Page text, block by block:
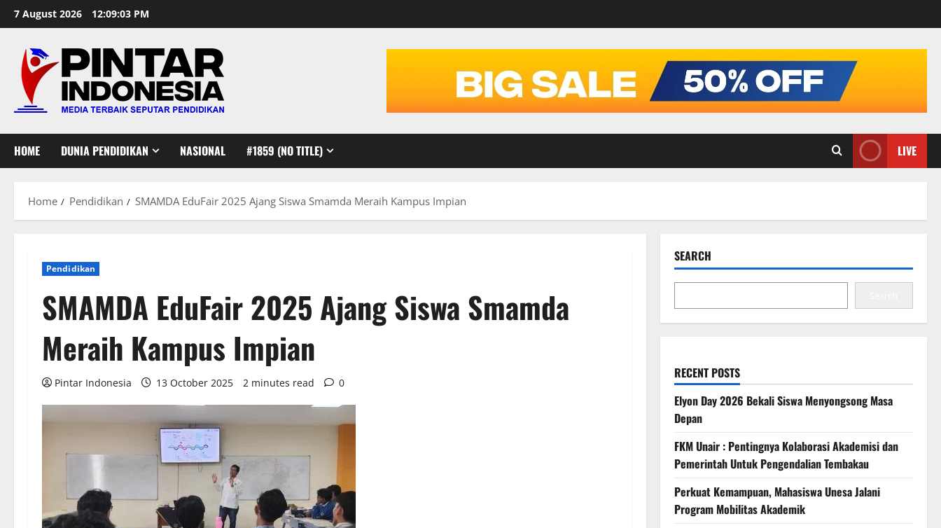
Skip
to
7 August 2026 12:09:04 PM
HOME DUNIA PENDIDIKAN NASIONAL #1859 (NO TITLE) LIVE
Home Pendidikan SMAMDA EduFair 2025 Ajang Siswa Smamda Meraih Kampus Impian
Pendidikan
SMAMDA EduFair 2025 Ajang Siswa Smamda
Meraih Kampus Impian
Pintar Indonesia 13 October 2025 2 minutes read 0
SEARCH
RECENT POSTS
Elyon Day 2026 Bekali Siswa Menyongsong Masa
Depan
FKM Unair : Pentingnya Kolaborasi Akademisi dan
Pemerintah Untuk Pengendalian Tembakau
Perkuat Kemampuan, Mahasiswa Unesa Jalani
Program Mobilitas Akademik